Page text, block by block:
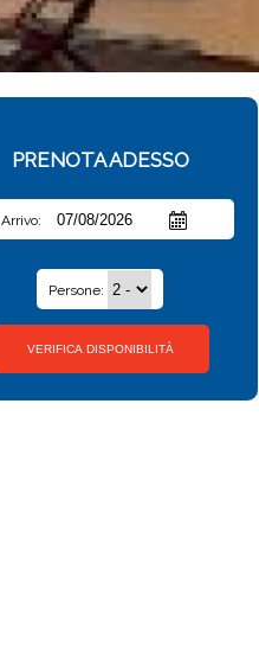
PRENOTA ADESSO
Arrivo:
Persone: